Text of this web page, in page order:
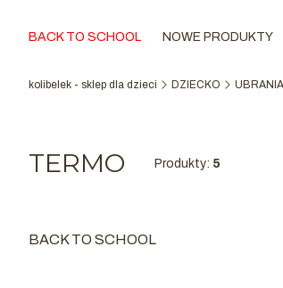
BACK TO SCHOOL NOWE PRODUKTY
kolibelek - sklep dla dzieci DZIECKO
TERMO Produkty: 5
Kategoria - BACK TO SCHOOL
BACK TO SCHOOL